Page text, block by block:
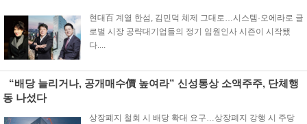
현대百 계열 한섬, 김민덕 체제 그대로…시스템·오에라로 글
로벌 시장 공략대기업들의 정기 임원인사 시즌이 시작됐
다....
“배당 늘리거나, 공개매수價 높여라” 신성통상 소액주주, 단체행
동 나섰다
상장폐지 철회 시 배당 확대 요구…상장폐지 강행 시 주당